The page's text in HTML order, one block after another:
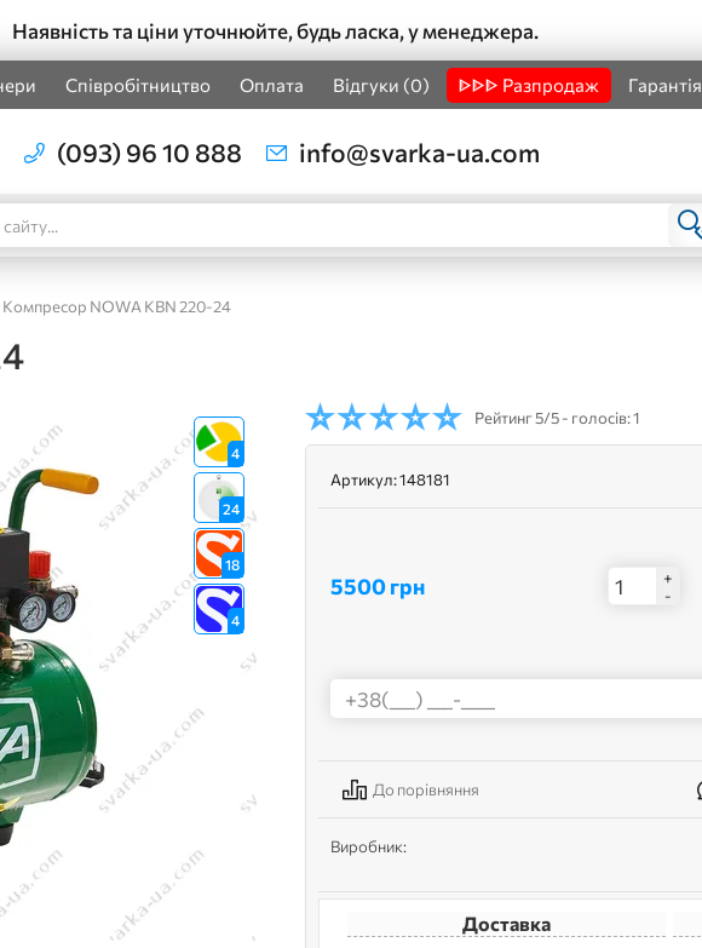
Наявність та ціни уточнюйте, будь ласка, у менеджера.
Співробітництво Оплата Відгуки (0) ᐈᐈᐈ Разпродаж Гарантія
(093) 96 10 888 info@svarka-ua.com
Компресор NOWA KBN 220-24
4
24
18
4
Рейтинг5/5 - голосів: 1
Артикул:148181
5500 грн
+
-
До порівняння
Виробник:
Доставка